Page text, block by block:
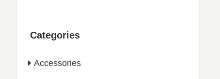
Categories
Accessories